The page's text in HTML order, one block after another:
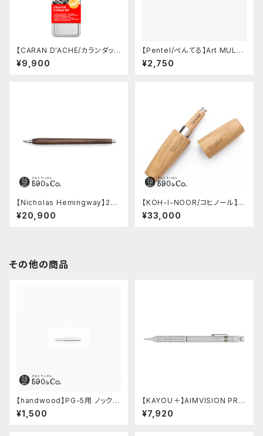
【CARAN D'ACHE/カランダッシ
ュ】クリエイティブノマドセット
¥9,900
【Pentel/ぺんてる】Art MULTI
8 / アートマルチエイト
¥2,750
【Nicholas Hemingway】2m
m芯ホルダー(5100年ボグオー
ク)
¥20,900
【KOH-I-NOOR/コヒノール】Hi
dden Diamond 5.6ミリ芯ホ
ルダー5370 (オーク)
¥33,000
その他の商品
【handwood】PG-5用 ノックボ
タン (超々ジュラルミン)
¥1,500
【KAYOU＋】AIMVISION PR
O/エイムビジョンプロ (スノー
ホワイト)
¥7,920